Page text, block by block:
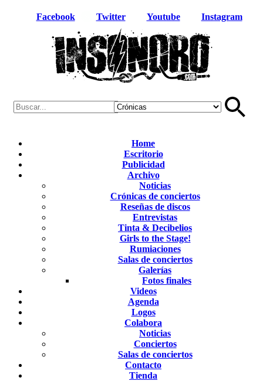
Facebook Twitter Youtube Instagram
Home
Escritorio
Publicidad
Archivo
Noticias
Crónicas de conciertos
Reseñas de discos
Entrevistas
Tinta & Decibelios
Girls to the Stage!
Rumiaciones
Salas de conciertos
Galerías
Fotos finales
Videos
Agenda
Logos
Colabora
Noticias
Conciertos
Salas de conciertos
Contacto
Tienda